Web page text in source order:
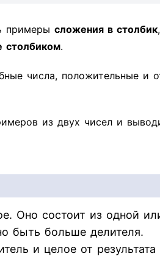
примеры сложения в столбик,
столбиком.
числа, положительные и
из двух чисел и
Оно состоит из одной
быть больше делителя.
и целое от результата